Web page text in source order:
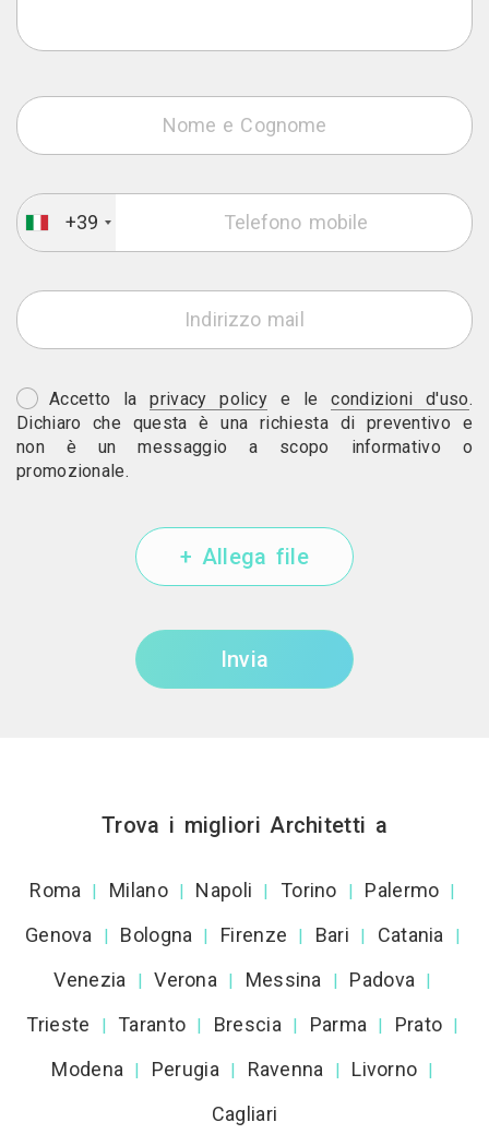
+39
Accetto laprivacy policy e lecondizioni d'uso.
Dichiaro che questa è una richiesta di preventivo e
non è un messaggio a scopo informativo o
promozionale.
+ Allega file
Invia
Trova i migliori Architetti a
Roma | Milano | Napoli | Torino | Palermo |
Genova | Bologna | Firenze | Bari | Catania |
Venezia | Verona | Messina | Padova |
Trieste | Taranto | Brescia | Parma | Prato |
Modena | Perugia | Ravenna | Livorno |
Cagliari